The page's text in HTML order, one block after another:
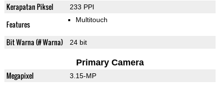
Kerapatan Piksel 233 PPI
Features Multitouch
Bit Warna (# Warna) 24 bit
Primary Camera
Megapixel 3.15-MP